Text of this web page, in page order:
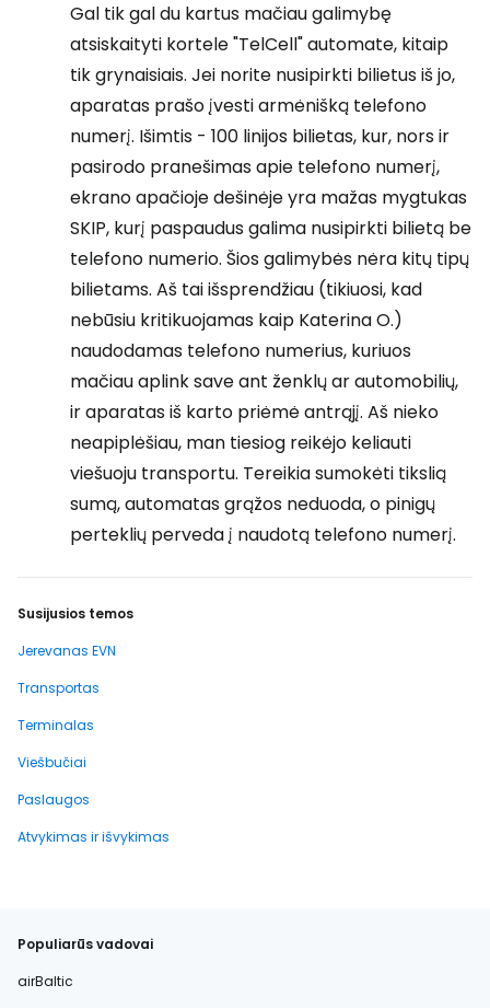
Gal tik gal du kartus mačiau galimybę
atsiskaityti kortele "TelCell" automate, kitaip
tik grynaisiais. Jei norite nusipirkti bilietus iš jo,
aparatas prašo įvesti armėnišką telefono
numerį. Išimtis - 100 linijos bilietas, kur, nors ir
pasirodo pranešimas apie telefono numerį,
ekrano apačioje dešinėje yra mažas mygtukas
SKIP, kurį paspaudus galima nusipirkti bilietą be
telefono numerio. Šios galimybės nėra kitų tipų
bilietams. Aš tai išsprendžiau (tikiuosi, kad
nebūsiu kritikuojamas kaip Katerina O.)
naudodamas telefono numerius, kuriuos
mačiau aplink save ant ženklų ar automobilių,
ir aparatas iš karto priėmė antrąjį. Aš nieko
neapiplėšiau, man tiesiog reikėjo keliauti
viešuoju transportu. Tereikia sumokėti tikslią
sumą, automatas grąžos neduoda, o pinigų
perteklių perveda į naudotą telefono numerį.
Susijusios temos
Jerevanas EVN
Transportas
Terminalas
Viešbučiai
Paslaugos
Atvykimas ir išvykimas
Populiarūs vadovai
airBaltic